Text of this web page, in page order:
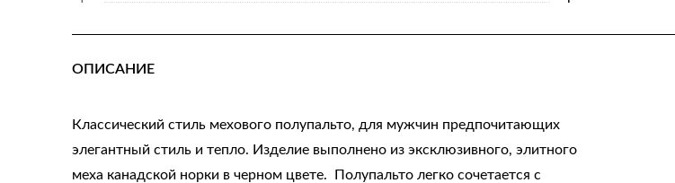
ОПИСАНИЕ
Классический стиль мехового полупальто, для мужчин предпочитающих
элегантный стиль и тепло. Изделие выполнено из эксклюзивного, элитного
меха канадской норки в черном цвете. Полупальто легко сочетается с